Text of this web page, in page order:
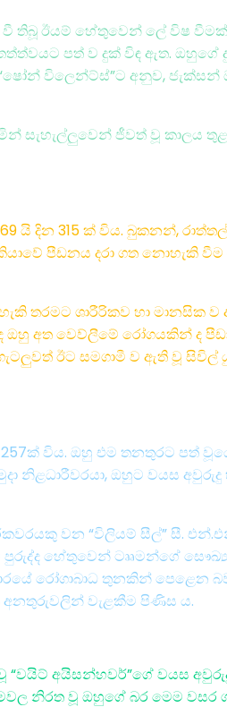
ඊයම් හේතුවෙන් ලේ විෂ වීමක්
පත් ව දුක් විඳ ඇත. ඔහුගේ
විලෙන්ට්ස්”ට අනුව, ජැක්සන්
සැහැල්ලුවෙන් ජීවත් වූ කාලය
යි දින 315 ක් විය. බුකනන්,
පීඩනය දරා ගත නොහැකි
තරමට ශාරීරිකව හා මානසික
අත වෙව්ලීමේ රෝගයකින් ද
ඊට සමගාමී ව ඇති වූ සිවිල්
විය. ඔහු එම තනතුරට පත්
නිළධාරීවරයා, ඔහුට වයස
වන “විලියම් සීල්” සී.
හේතුවෙන් ටෲමන්ගේ සෞඛ්‍යය
රෝගාබාධ තුනකින් පෙළෙන
අනතුරුවලින් වැළකීම පිණිස ය.
අයිසන්හවර්”ගේ වයස
නිරත වූ ඔහුගේ බර මෙම වසර